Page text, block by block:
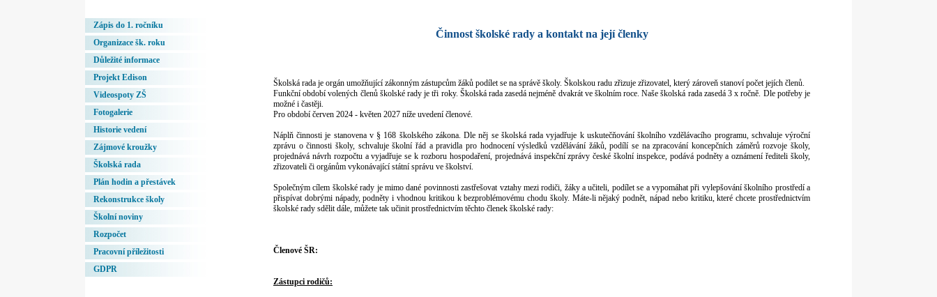
Zápis do 1. ročníku
Organizace šk. roku
Důležité informace
Projekt Edison
Videospoty ZŠ
Fotogalerie
Historie vedení
Zájmové kroužky
Školská rada
Plán hodin a přestávek
Rekonstrukce školy
Školní noviny
Rozpočet
Pracovní příležitosti
GDPR
Činnost školské rady a kontakt na její členky
Školská rada je orgán umožňující zákonným zástupcům žáků podílet se na správě školy. Školskou radu zřizuje zřizovatel, který zároveň stanoví počet jejích členů.
Funkční období volených členů školské rady je tři roky. Školská rada zasedá nejméně dvakrát ve školním roce. Naše školská rada zasedá 3 x ročně. Dle potřeby je
možné i častěji.
Pro období červen 2024 - květen 2027 níže uvedení členové.
Náplň činnosti je stanovena v § 168 školského zákona. Dle něj se školská rada vyjadřuje k uskutečňování školního vzdělávacího programu, schvaluje výroční
zprávu o činnosti školy, schvaluje školní řád a pravidla pro hodnocení výsledků vzdělávání žáků, podílí se na zpracování koncepčních záměrů rozvoje školy,
projednává návrh rozpočtu a vyjadřuje se k rozboru hospodaření, projednává inspekční zprávy české školní inspekce, podává podněty a oznámení řediteli školy,
zřizovateli či orgánům vykonávající státní správu ve školství.
Společným cílem školské rady je mimo dané povinnosti zastřešovat vztahy mezi rodiči, žáky a učiteli, podílet se a vypomáhat při vylepšování školního prostředí a
přispívat dobrými nápady, podněty i vhodnou kritikou k bezproblémovému chodu školy. Máte-li nějaký podnět, nápad nebo kritiku, které chcete prostřednictvím
školské rady sdělit dále, můžete tak učinit prostřednictvím těchto členek školské rady:
Členové ŠR:
Zástupci rodičů: